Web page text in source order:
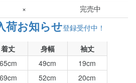
×
完売中
荷お知らせ登録受付中！
着丈 身幅
袖丈
65cm 49cm
19cm
69cm 52cm
20cm